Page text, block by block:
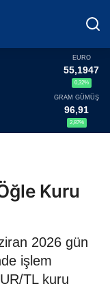
EURO
55,1947
0,32%
GRAM GÜMÜŞ
96,91
2,87%
Kuru
2026 gün
işlem
TL kuru